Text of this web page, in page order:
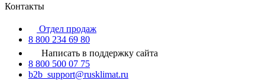
Контакты
Отдел продаж
8 800 234 69 80
Написать в поддержку сайта
8 800 500 07 75
b2b_support@rusklimat.ru